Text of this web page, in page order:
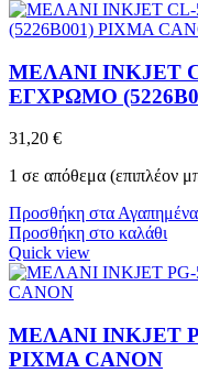
ΜΕΛΑΝΙ INKJET
ΕΓΧΡΩΜΟ
31,20 €
1 σε απόθεμα (επιπλέον
Προσθήκη στα Αγαπημένα
Προσθήκη στο καλάθι
Quick view
ΜΕΛΑΝΙ INKJET
PIXMA CANON